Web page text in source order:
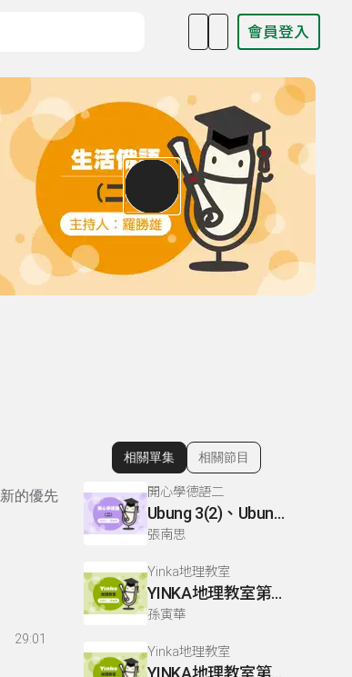
會員登入
新的優先
29:01
顯示相關單集
相關單集 相關節目
開心學德語二
Ubung 3(2)、Ubung 4、Dialog 1(1) :Glossar
張南思
Yinka地理教室
YINKA地理教室第三冊 P43-44
孫寅華
Yinka地理教室
YINKA地理教室第二冊 P93-94